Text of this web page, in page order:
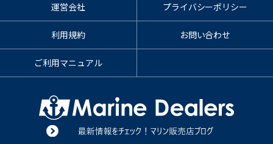
運営会社 プライバシーポリシー
利用規約 お問い合わせ
ご利用マニュアル